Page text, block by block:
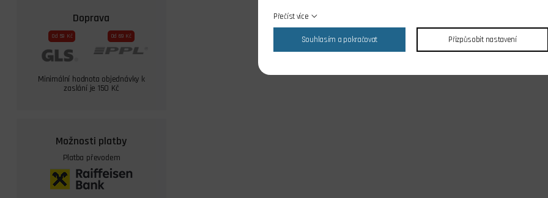
Doprava
Od 59 Kč Od 69 Kč
Minimální hodnota objednávky k
zaslání je 150 Kč
Možnosti platby
Platba převodem
Přečíst více
Souhlasím a pokračovat Přizpůsobit nastavení